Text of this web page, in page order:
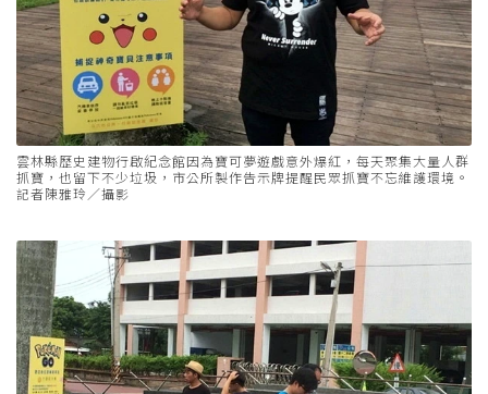
雲林縣歷史建物行啟紀念館因為寶可夢遊戲意外爆紅，每天聚集大量人群
抓寶，也留下不少垃圾，市公所製作告示牌提醒民眾抓寶不忘維護環境。
記者陳雅玲／攝影